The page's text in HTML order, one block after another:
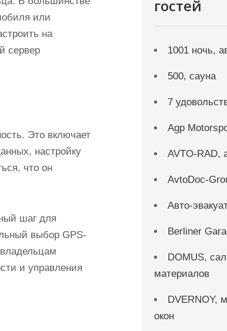
или
на
сервер
Это включает
настройку
что он
шаг для
выбор GPS-
и управления
гостей
1001 ночь,
500, сауна
7
Agp
AVTO-RAD,
AvtoDoc-
Aвто-
Berliner
DOMUS,
материалов
DVERNOY,
окон